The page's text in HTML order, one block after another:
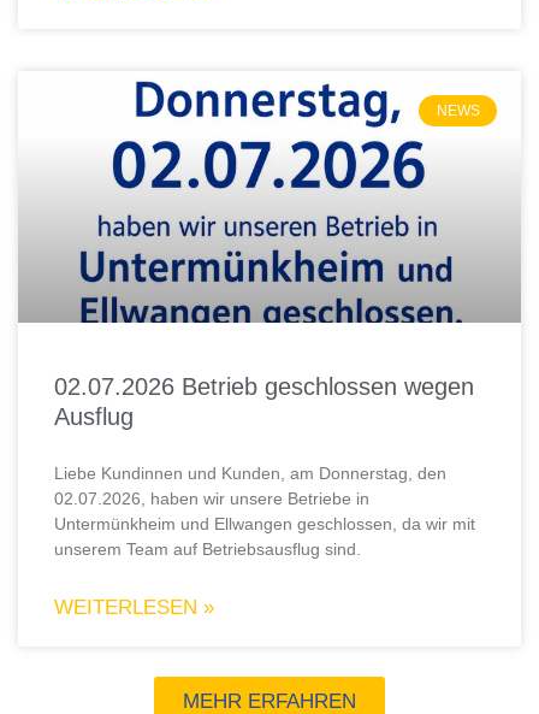
NEWS
02.07.2026 Betrieb geschlossen wegen
Ausflug
Liebe Kundinnen und Kunden, am Donnerstag, den
02.07.2026, haben wir unsere Betriebe in
Untermünkheim und Ellwangen geschlossen, da wir mit
unserem Team auf Betriebsausflug sind.
WEITERLESEN »
MEHR ERFAHREN